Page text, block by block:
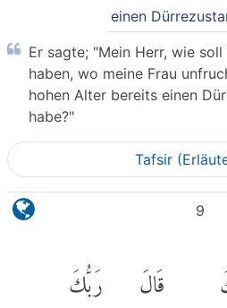
einen
Er sagte; "Mein Herr, wie
haben, wo meine Frau
hohen Alter bereits einen
habe?"
Tafsir
9
قَالَ رَبُّكَ